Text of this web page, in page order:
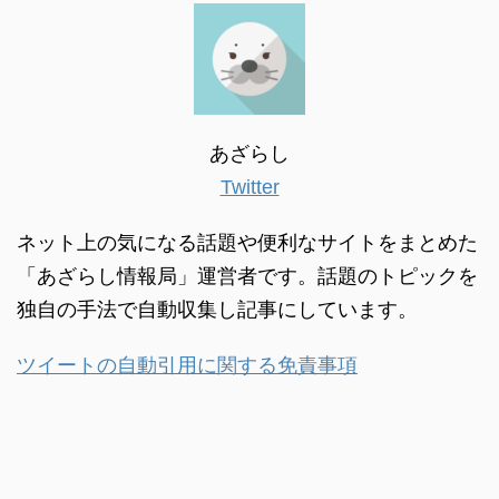
あざらし
Twitter
ネット上の気になる話題や便利なサイトをまとめた
「あざらし情報局」運営者です。話題のトピックを
独自の手法で自動収集し記事にしています。
ツイートの自動引用に関する免責事項